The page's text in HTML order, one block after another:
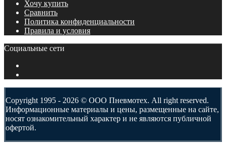
Хочу купить
Сравнить
Политика конфиденциальности
Правила и условия
Социальные сети
Copyright 1995 - 2026 © ООО Пневмотех. All right reserved.
Информационные материалы и цены, размещенные на сайте,
носят ознакомительный характер и не являются публичной
офертой.